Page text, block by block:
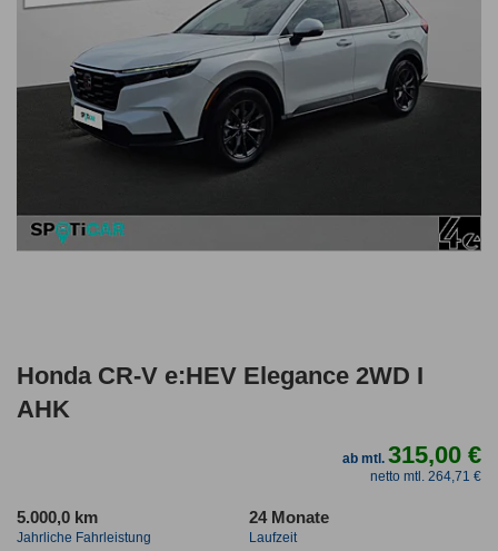
Honda CR-V e:HEV Elegance 2WD I
AHK
ab mtl.315,00 €
netto mtl. 264,71 €
5.000,0 km
Jahrliche Fahrleistung
24 Monate
Laufzeit